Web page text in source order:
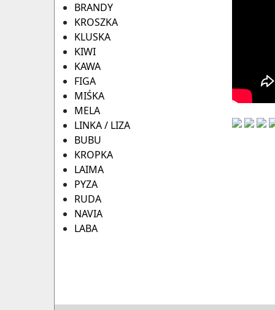
BRANDY
KROSZKA
KLUSKA
KIWI
KAWA
FIGA
MIŚKA
MELA
LINKA / LIZA
BUBU
KROPKA
LAIMA
PYZA
RUDA
NAVIA
LABA